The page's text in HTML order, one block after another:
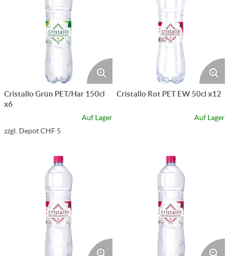
Cristallo Grün PET/Har 150cl
x6
Auf Lager
zzgl. Depot CHF 5
Cristallo Rot PET EW 50cl x12
Auf Lager